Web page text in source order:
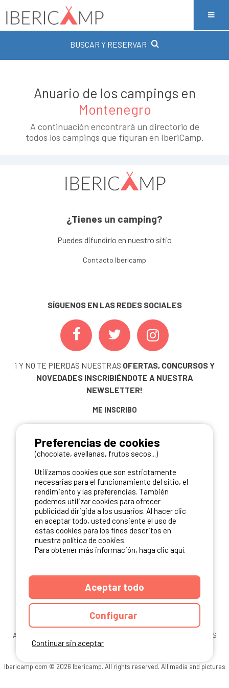
BUSCAR Y RESERVAR
Anuario de los campings en
Montenegro
A continuación encontrará un directorio de
todos los campings que figuran en IberiCamp.
¿Tienes un camping?
Puedes difundirlo en nuestro sitio
Contacto Ibericamp
SÍGUENOS EN LAS REDES SOCIALES
¡ Y NO TE PIERDAS NUESTRAS OFERTAS, CONCURSOS Y
NOVEDADES INSCRIBIÉNDOTE A NUESTRA
NEWSLETTER!
ME INSCRIBO
NUESTROS PARTNERS
ANUARIO
COOKIES
CARTA DE CONFIDENCIALIDAD
Ibericamp.com © 2026 Ibericamp. All rights reserved. All media and pictures
Continuar sin aceptar
Preferencias de cookies
(chocolate, avellanas, frutos secos...)
Utilizamos cookies que son estrictamente
necesarias para el funcionamiento del sitio, el
rendimiento y las preferencias. También
podemos utilizar cookies para ofrecer
publicidad dirigida a los usuarios. Al hacer clic
en aceptar todo, usted consiente el uso de
estas cookies para los fines descritos en
nuestra política de cookies.
Para obtener más información, haga clic aquí.
Aceptar todo
Configurar